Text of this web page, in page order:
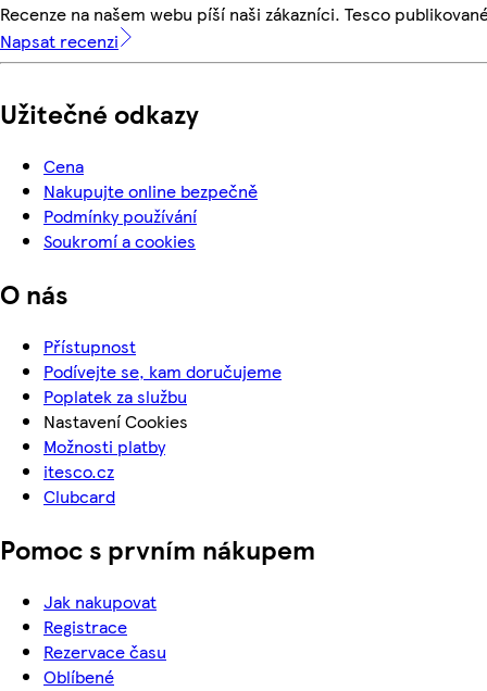
Recenze na našem webu píší naši zákazníci. Tesco
Napsat recenzi
Užitečné odkazy
Cena
Nakupujte online bezpečně
Podmínky používání
Soukromí a cookies
O nás
Přístupnost
Podívejte se, kam doručujeme
Poplatek za službu
Nastavení Cookies
Možnosti platby
itesco.cz
Clubcard
Pomoc s prvním nákupem
Jak nakupovat
Registrace
Rezervace času
Oblíbené